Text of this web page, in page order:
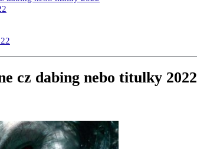
cz dabing nebo titulky 2022